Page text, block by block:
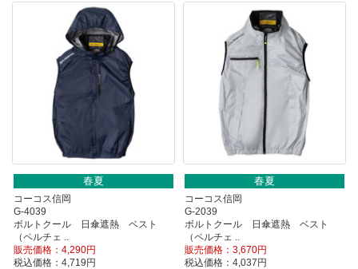
春夏
コーコス信岡
G-4039
ボルトクール 日傘遮熱 ベスト
（ペルチェ ..
販売価格：4,290円
税込価格：4,719円
春夏
コーコス信岡
G-2039
ボルトクール 日傘遮熱 ベスト
（ペルチェ ..
販売価格：3,670円
税込価格：4,037円